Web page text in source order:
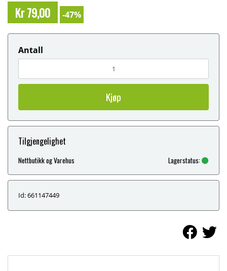
Kr 79,00 -47%
Antall
Kjøp
Tilgjengelighet
Nettbutikk og Varehus Lagerstatus:
Id: 661147449